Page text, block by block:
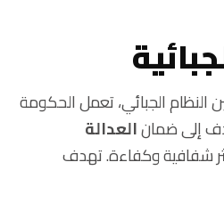
النظام الجبائي، تعمل الحكومة
إلى ضمانالعدالة
شفافية وكفاءة. تهدف